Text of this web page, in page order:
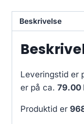
Beskrivelse
Leveringstid er
er på ca. 79.00
Produktid er